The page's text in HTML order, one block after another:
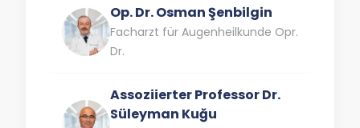
Op. Dr. Osman Şenbilgin
Facharzt für Augenheilkunde Opr.
Dr.
Assoziierter Professor Dr.
Süleyman Kuğu